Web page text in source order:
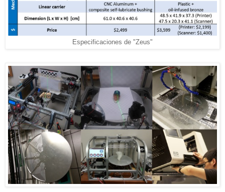
Especificaciones de "Zeus"